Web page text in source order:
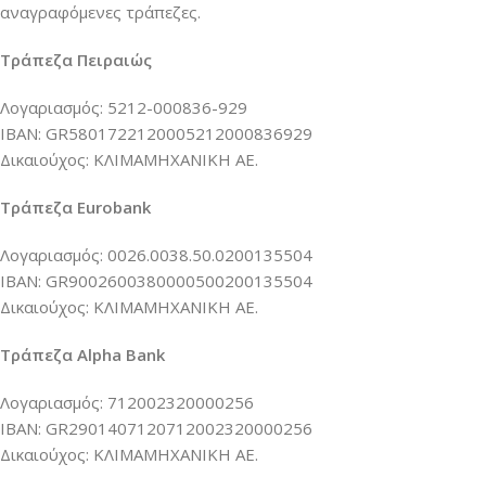
αναγραφόμενες τράπεζες.
Τράπεζα Πειραιώς
Λογαριασμός: 5212-000836-929
IBAN: GR5801722120005212000836929
Δικαιούχος: ΚΛΙΜΑΜΗΧΑΝΙΚΗ ΑΕ.
Τράπεζα Eurobank
Λογαριασμός: 0026.0038.50.0200135504
IBAN: GR9002600380000500200135504
Δικαιούχος: ΚΛΙΜΑΜΗΧΑΝΙΚΗ ΑΕ.
Τράπεζα Alpha Bank
Λογαριασμός: 712002320000256
IBAN: GR2901407120712002320000256
Δικαιούχος: ΚΛΙΜΑΜΗΧΑΝΙΚΗ ΑΕ.